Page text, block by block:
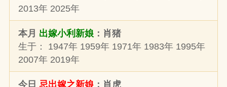
2013年 2025年
本月 出嫁小利新娘：肖猪
生于： 1947年 1959年 1971年 1983年 1995年
2007年 2019年
今日 忌出嫁之新娘：肖虎